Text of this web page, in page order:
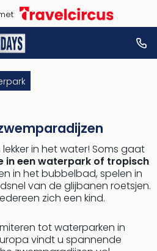
in het water! Soms gaat
in een waterpark of tropisch
in het bubbelbad, spelen in
van de glijbanen roetsjen.
zich een kind.
tot waterparken in
vindt u spannende